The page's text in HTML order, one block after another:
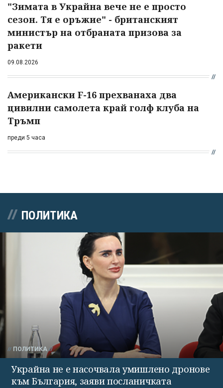
"Зимата в Украйна вече не е просто
сезон. Тя е оръжие" - британският
министър на отбраната призова за
ракети
09.08.2026
Американски F-16 прехванаха два
цивилни самолета край голф клуба на
Тръмп
преди 5 часа
ПОЛИТИКА
ПОЛИТИКА
Украйна не е насочвала умишлено дронове
към България, заяви посланичката